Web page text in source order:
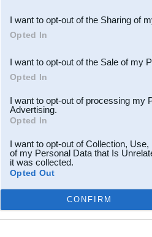
Downstream Participants
third parties.
I want to opt-out of the Sharing of
Opted In
I want to opt-out of the Sale of my
Opted In
I want to opt-out of processing my
Advertising.
Opted In
I want to opt-out of Collection,
of my Personal Data that Is
it was collected.
Opted Out
CONFIRM